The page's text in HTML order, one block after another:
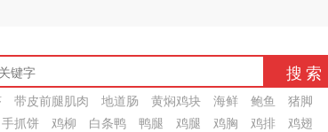
搜索
带皮前腿肌肉 地道肠 黄焖鸡块 海鲜 鲍鱼
猪脚
手抓饼 鸡柳 白条鸭 鸭腿 鸡腿 鸡胸 鸡排
鸡翅